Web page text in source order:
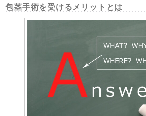
包茎手術を受けるメリットとは